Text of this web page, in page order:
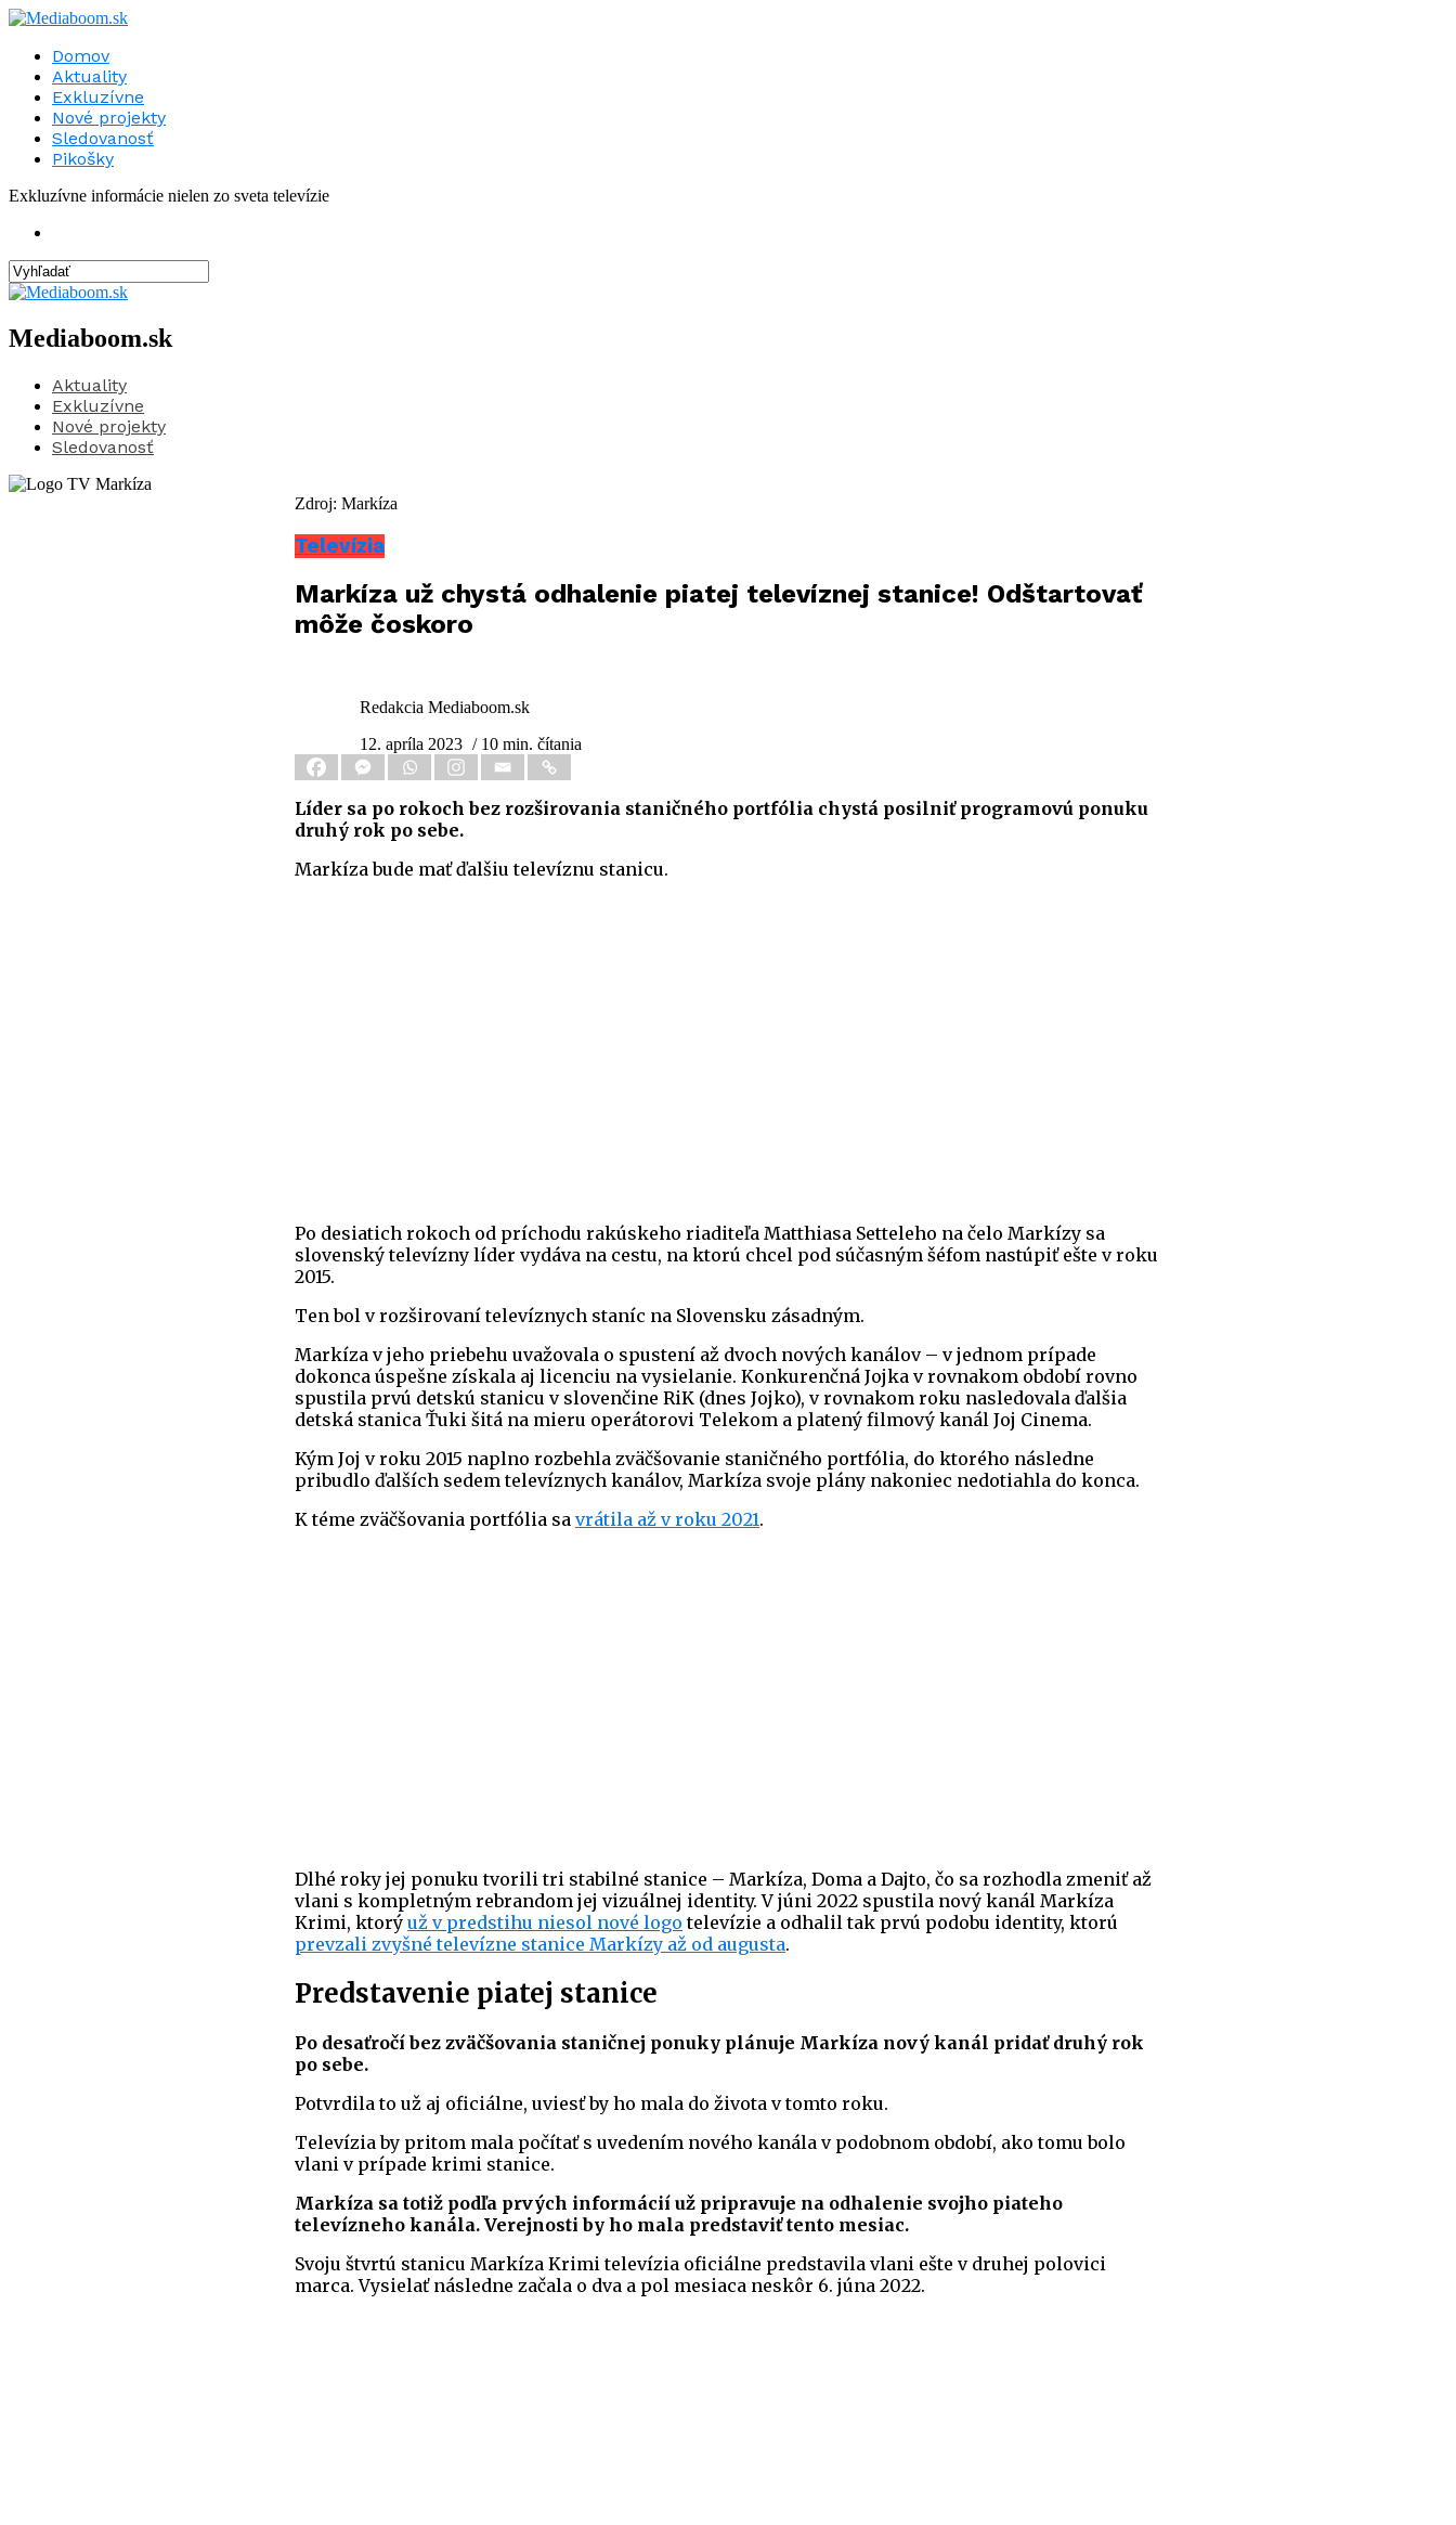
Domov
Aktuality
Exkluzívne
Nové projekty
Sledovanosť
Pikošky
Exkluzívne informácie nielen zo sveta televízie
Mediaboom.sk
Aktuality
Exkluzívne
Nové projekty
Sledovanosť
Zdroj: Markíza
Televízia
Markíza už chystá odhalenie piatej televíznej stanice! Odštartovať
môže čoskoro
Redakcia Mediaboom.sk
12. apríla 2023 / 10 min. čítania
Líder sa po rokoch bez rozširovania staničného portfólia chystá posilniť programovú ponuku
druhý rok po sebe.
Markíza bude mať ďalšiu televíznu stanicu.
Po desiatich rokoch od príchodu rakúskeho riaditeľa Matthiasa Setteleho na čelo Markízy sa
slovenský televízny líder vydáva na cestu, na ktorú chcel pod súčasným šéfom nastúpiť ešte v roku
2015.
Ten bol v rozširovaní televíznych staníc na Slovensku zásadným.
Markíza v jeho priebehu uvažovala o spustení až dvoch nových kanálov – v jednom prípade
dokonca úspešne získala aj licenciu na vysielanie. Konkurenčná Jojka v rovnakom období rovno
spustila prvú detskú stanicu v slovenčine RiK (dnes Jojko), v rovnakom roku nasledovala ďalšia
detská stanica Ťuki šitá na mieru operátorovi Telekom a platený filmový kanál Joj Cinema.
Kým Joj v roku 2015 naplno rozbehla zväčšovanie staničného portfólia, do ktorého následne
pribudlo ďalších sedem televíznych kanálov, Markíza svoje plány nakoniec nedotiahla do konca.
K téme zväčšovania portfólia sa vrátila až v roku 2021.
Dlhé roky jej ponuku tvorili tri stabilné stanice – Markíza, Doma a Dajto, čo sa rozhodla zmeniť až
vlani s kompletným rebrandom jej vizuálnej identity. V júni 2022 spustila nový kanál Markíza
Krimi, ktorý už v predstihu niesol nové logo televízie a odhalil tak prvú podobu identity, ktorú
prevzali zvyšné televízne stanice Markízy až od augusta.
Predstavenie piatej stanice
Po desaťročí bez zväčšovania staničnej ponuky plánuje Markíza nový kanál pridať druhý rok
po sebe.
Potvrdila to už aj oficiálne, uviesť by ho mala do života v tomto roku.
Televízia by pritom mala počítať s uvedením nového kanála v podobnom období, ako tomu bolo
vlani v prípade krimi stanice.
Markíza sa totiž podľa prvých informácií už pripravuje na odhalenie svojho piateho
televízneho kanála. Verejnosti by ho mala predstaviť tento mesiac.
Svoju štvrtú stanicu Markíza Krimi televízia oficiálne predstavila vlani ešte v druhej polovici
marca. Vysielať následne začala o dva a pol mesiaca neskôr 6. júna 2022.